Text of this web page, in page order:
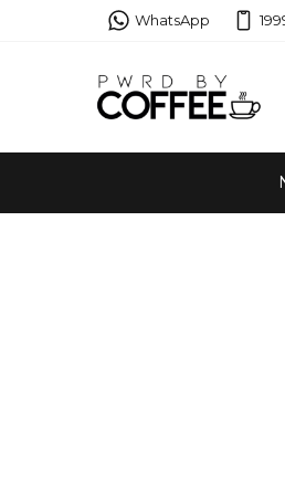
WhatsApp